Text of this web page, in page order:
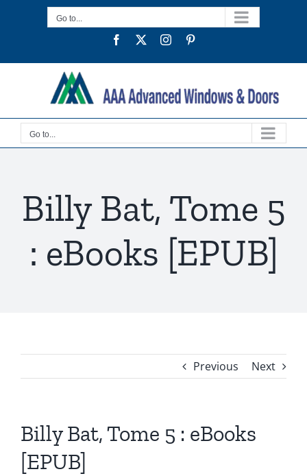
Go to...
Facebook
TwitterInstagram
Go to...
Billy Bat, Tome 5
: eBooks [EPUB]
Previous Next
Billy Bat, Tome 5 : eBooks
[EPUB]